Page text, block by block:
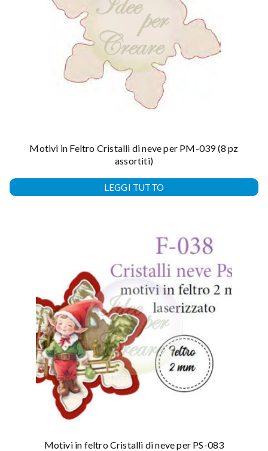
Motivi in Feltro Cristalli di neve per PM-039 (8 pz
assortiti)
LEGGI TUTTO
Motivi in feltro Cristalli di neve per PS-083